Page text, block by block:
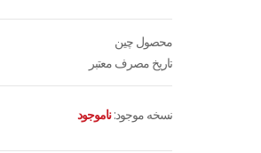
محصول چین
تاریخ مصرف معتبر
نسخه موجود: ناموجود